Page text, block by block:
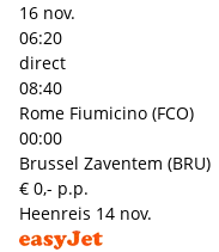
16 nov.
06:20
direct
08:40
Rome Fiumicino (FCO)
00:00
Brussel Zaventem (BRU)
€ 0,- p.p.
Heenreis 14 nov.